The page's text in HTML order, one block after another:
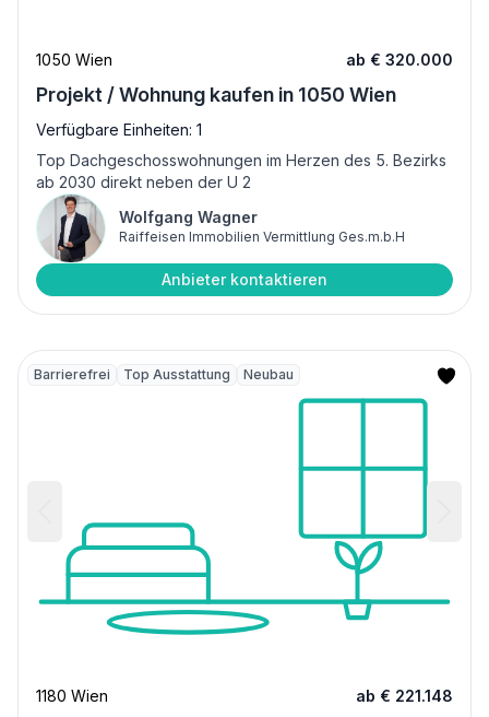
1050 Wien ab € 320.000
Projekt / Wohnung kaufen in 1050 Wien
Verfügbare Einheiten: 1
Top Dachgeschosswohnungen im Herzen des 5. Bezirks
ab 2030 direkt neben der U 2
Wolfgang Wagner
Raiffeisen Immobilien Vermittlung Ges.m.b.H
Anbieter kontaktieren
Barrierefrei Top Ausstattung Neubau
1180 Wien ab € 221.148